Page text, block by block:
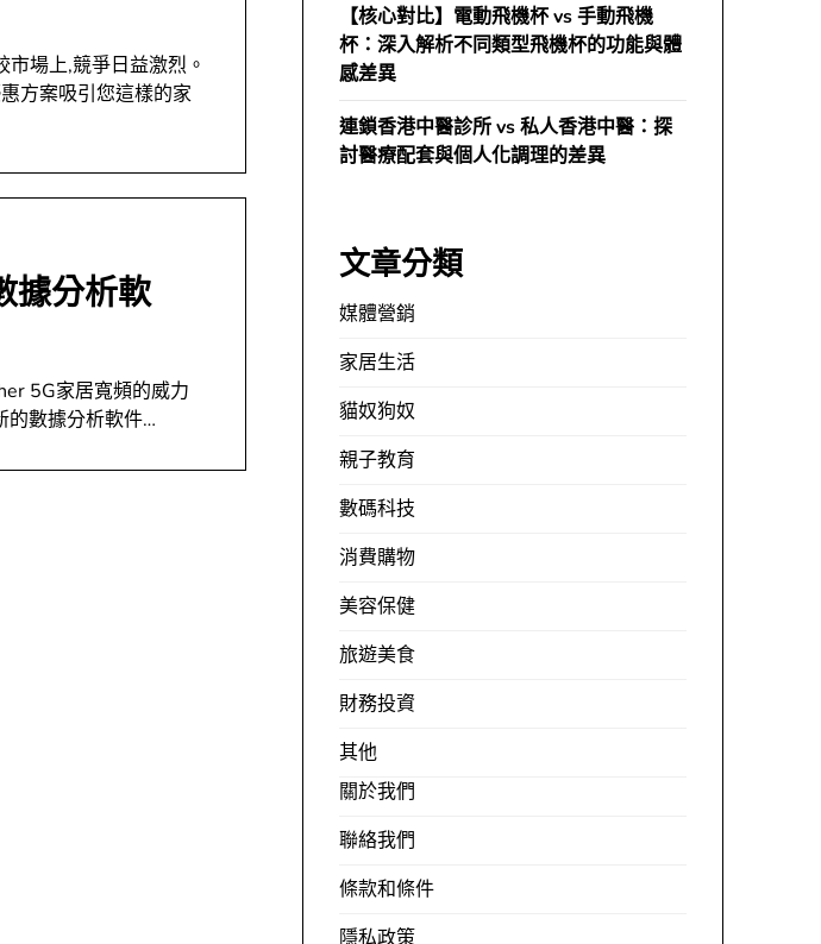
場上,競爭日益激烈。
方案吸引您這樣的家
據分析軟
5G家居寬頻的威力
的數據分析軟件…
【核心對比】電動飛機杯 vs 手動飛機
杯：深入解析不同類型飛機杯的功能與體
感差異
連鎖香港中醫診所 vs 私人香港中醫：探
討醫療配套與個人化調理的差異
文章分類
媒體營銷
家居生活
貓奴狗奴
親子教育
數碼科技
消費購物
美容保健
旅遊美食
財務投資
其他
關於我們
聯絡我們
條款和條件
隱私政策